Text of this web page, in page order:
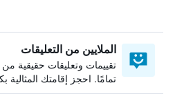
الملايين من التعليقات
تقييمات وتعليقات حقيقية من
تمامًا. احجز إقامتك المثالية